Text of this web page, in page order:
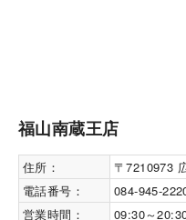
福山南蔵王店
住所：
〒7210973
電話番号：
084-945-
営業時間：
09:30～